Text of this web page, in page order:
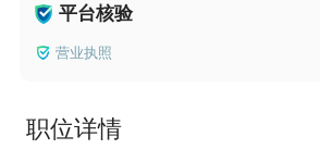
平台核验
营业执照
职位详情